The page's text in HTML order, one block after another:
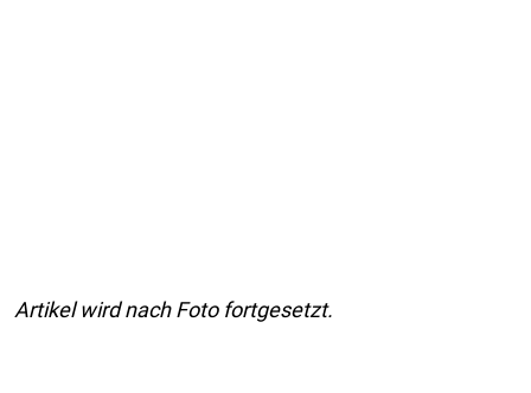
Artikel wird nach Foto fortgesetzt.